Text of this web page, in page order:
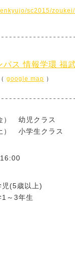
sc2015/
パス 情報学環 福
google map ）
） 幼児クラス
） 小学生クラス
(5歳以上)
～3年生